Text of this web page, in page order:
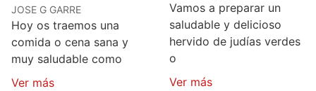
JOSE G GARRE
Hoy os traemos una
comida o cena sana y
muy saludable como
Ver más
Vamos a preparar un
saludable y delicioso
hervido de judías verdes
o
Ver más